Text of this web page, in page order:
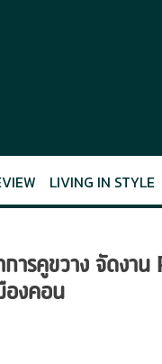
LIVING IN STYLE
ารคูขวาง จัดง
งคอน